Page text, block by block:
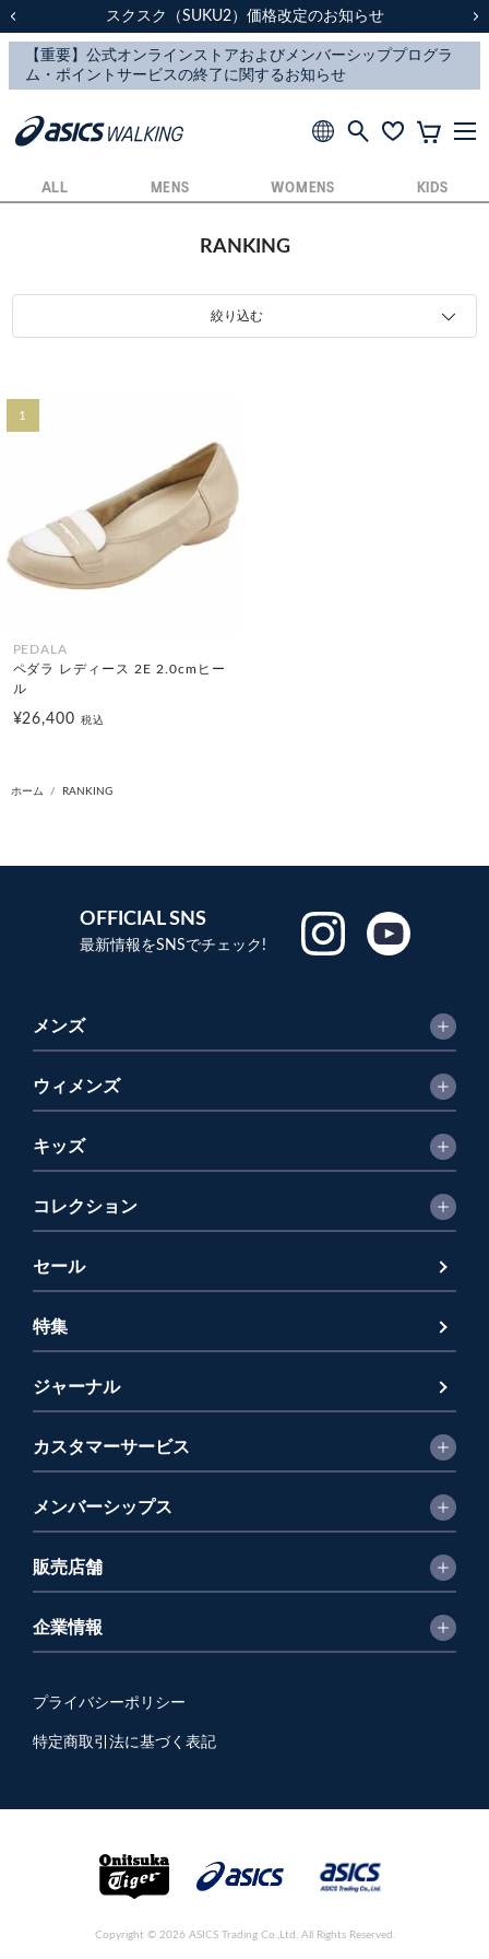
スクスク（SUKU2）価格改定のお知らせ
配送に関するお知らせ
スクスク（SUKU2）価格改定のお知らせ
配送に関するお知らせ
ALL MENS WOMENS KIDS
RANKING
絞り込む
1
PEDALA
ペダラ レディース 2E 2.0cmヒー
ル
¥26,400税込
ホーム RANKING
OFFICIAL SNS
最新情報をSNSでチェック!
メンズ
ウィメンズ
キッズ
コレクション
セール
特集
ジャーナル
カスタマーサービス
メンバーシップス
販売店舗
企業情報
プライバシーポリシー
特定商取引法に基づく表記
Copyright © 2026 ASICS Trading Co.,Ltd. All Rights Reserved.